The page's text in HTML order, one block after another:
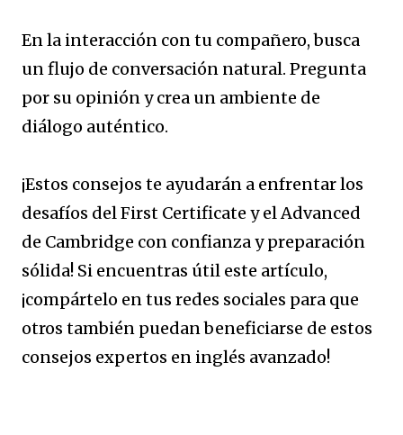
En la interacción con tu compañero, busca
un flujo de conversación natural. Pregunta
por su opinión y crea un ambiente de
diálogo auténtico.
¡Estos consejos te ayudarán a enfrentar los
desafíos del First Certificate y el Advanced
de Cambridge con confianza y preparación
sólida! Si encuentras útil este artículo,
¡compártelo en tus redes sociales para que
otros también puedan beneficiarse de estos
consejos expertos en inglés avanzado!